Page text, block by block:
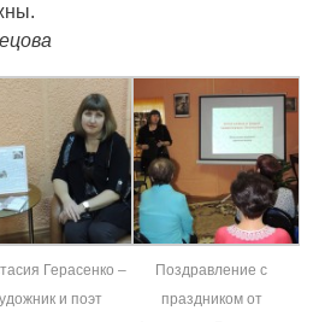
Герасенко –
и поэт
Поздравление с
праздником от